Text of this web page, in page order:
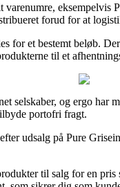
forud for at
for et bestemt beløb.
til et
selskaber, og ergo
portofri fragt.
udsalg på Pure
til salg for en